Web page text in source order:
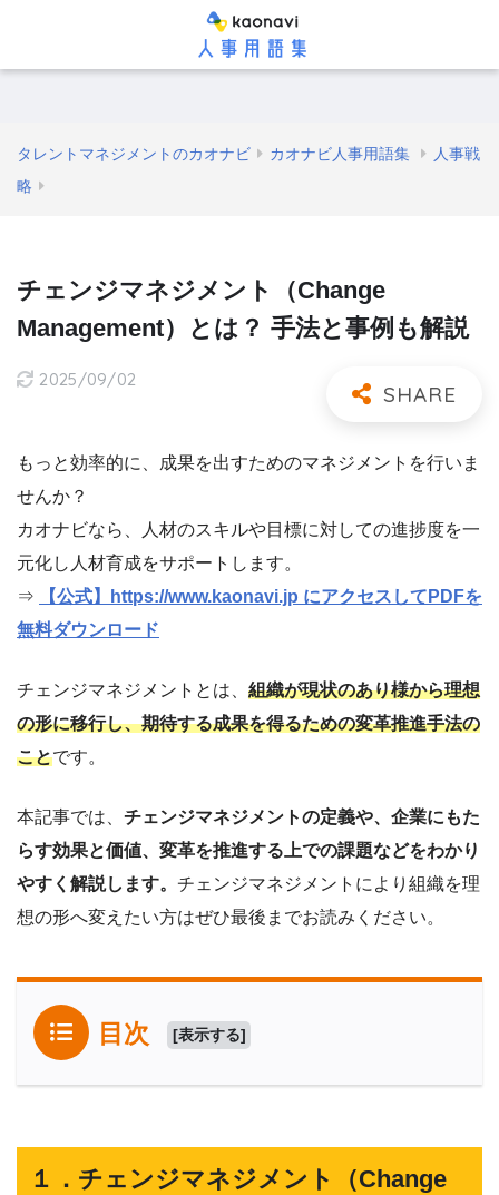
タレントマネジメントのカオナビ カオナビ人事用語集
人事戦
略
チェンジマネジメント（Change
Management）とは？ 手法と事例も解説
2025/09/02
もっと効率的に、成果を出すためのマネジメントを行いま
せんか？
カオナビなら、人材のスキルや目標に対しての進捗度を一
元化し人材育成をサポートします。
⇒
【公式】https://www.kaonavi.jp にアクセスしてPDFを
無料ダウンロード
チェンジマネジメントとは、 組織が現状のあり様から理想
の形に移行し、期待する成果を得るための変革推進手法の
ことです。
本記事では、 チェンジマネジメントの定義や、企業にもた
らす効果と価値、変革を推進する上での課題などをわかり
やすく解説します。 チェンジマネジメントにより組織を理
想の形へ変えたい方はぜひ最後までお読みください。
目次 [表示する]
１．チェンジマネジメント（Change